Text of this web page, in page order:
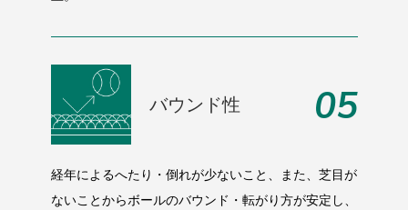
バウンド性 05
経年によるへたり・倒れが少ないこと、また、芝目が
ないことからボールのバウンド・転がり方が安定し、